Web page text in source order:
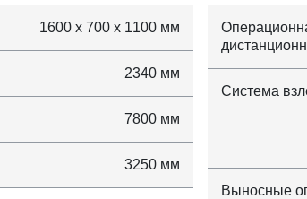
1600 x 700 x 1100 мм
2340 мм
7800 мм
3250 мм
Система
Выносные